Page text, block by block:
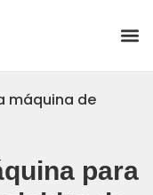
máquina de
para